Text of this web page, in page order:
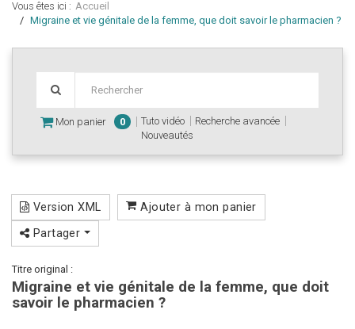
Vous êtes ici : Accueil
Migraine et vie génitale de la femme, que doit savoir le pharmacien ?
Mon panier 0 Tuto vidéo
Recherche avancée
Nouveautés
Version XML Ajouter à mon panier
Partager
Titre original :
Migraine et vie génitale de la femme, que doit
savoir le pharmacien ?